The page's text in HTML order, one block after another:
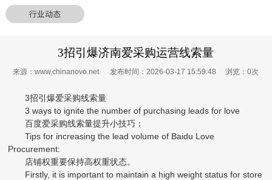
行业动态
3招引爆济南爱采购运营线索量
来源：www.chinanovo.net 发布时间：2026-03-17 15:59:48 浏览：0次
3招引爆爱采购线索量
3 ways to ignite the number of purchasing leads for love
百度爱采购线索量提升小技巧：
Tips for increasing the lead volume of Baidu Love
Procurement:
店铺权重要保持高权重状态。
Firstly, it is important to maintain a high weight status for store